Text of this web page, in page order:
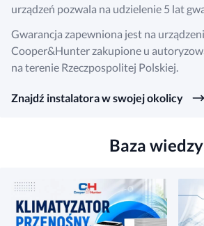
urządzeń pozwala na udzielenie 5 lat
Gwarancja zapewniona jest na
Cooper&Hunter zakupione u
na terenie Rzeczpospolitej Polskiej.
Znajdź instalatora w swojej okolicy
Baza wiedzy